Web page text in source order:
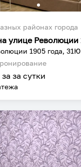
районах города
1905 года, 31Ю
за сутки